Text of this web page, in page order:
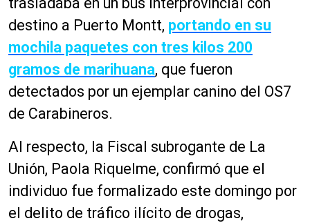
destino a Puerto Montt, portando en su
mochila paquetes con tres kilos 200
gramos de marihuana, que fueron
detectados por un ejemplar canino del OS7
de Carabineros.
Al respecto, la Fiscal subrogante de La
Unión, Paola Riquelme, confirmó que el
individuo fue formalizado este domingo por
el delito de tráfico ilícito de drogas,